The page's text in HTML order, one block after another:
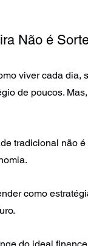
Não é
viver cada dia,
de poucos.
tradicional não
como